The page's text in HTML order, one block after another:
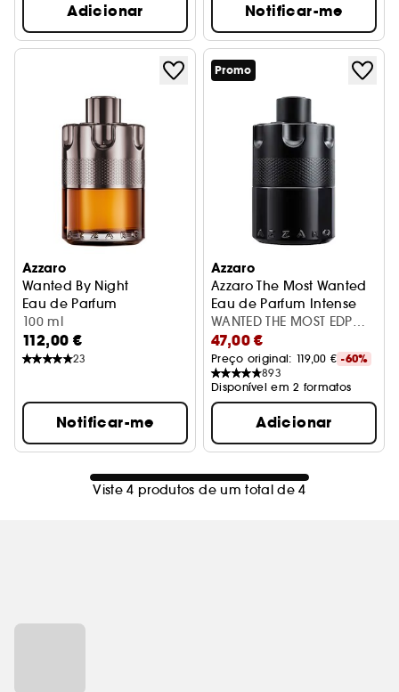
Adicionar Notificar-me
Azzaro
Wanted By Night
Eau de Parfum
100 ml
112,00 €
23
Notificar-me
Promo
Azzaro
Azzaro The Most Wanted
Eau de Parfum Intense
WANTED THE MOST EDP
INTENSE 100ML
47,00 €
Preço original: 119,00 € -60%
893
Disponível em 2 formatos
Adicionar
Viste 4 produtos de um total de 4